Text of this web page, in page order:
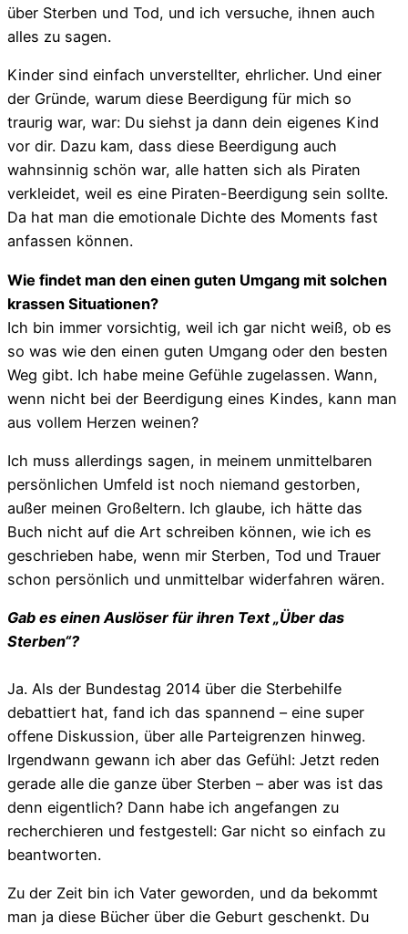
über Sterben und Tod, und ich versuche, ihnen auch
alles zu sagen.
Kinder sind einfach unverstellter, ehrlicher. Und einer
der Gründe, warum diese Beerdigung für mich so
traurig war, war: Du siehst ja dann dein eigenes Kind
vor dir. Dazu kam, dass diese Beerdigung auch
wahnsinnig schön war, alle hatten sich als Piraten
verkleidet, weil es eine Piraten-Beerdigung sein sollte.
Da hat man die emotionale Dichte des Moments fast
anfassen können.
Wie findet man den einen guten Umgang mit solchen
krassen Situationen?
Ich bin immer vorsichtig, weil ich gar nicht weiß, ob es
so was wie den einen guten Umgang oder den besten
Weg gibt. Ich habe meine Gefühle zugelassen. Wann,
wenn nicht bei der Beerdigung eines Kindes, kann man
aus vollem Herzen weinen?
Ich muss allerdings sagen, in meinem unmittelbaren
persönlichen Umfeld ist noch niemand gestorben,
außer meinen Großeltern. Ich glaube, ich hätte das
Buch nicht auf die Art schreiben können, wie ich es
geschrieben habe, wenn mir Sterben, Tod und Trauer
schon persönlich und unmittelbar widerfahren wären.
Gab es einen Auslöser für ihren Text „Über das
Sterben“?
Ja. Als der Bundestag 2014 über die Sterbehilfe
debattiert hat, fand ich das spannend – eine super
offene Diskussion, über alle Parteigrenzen hinweg.
Irgendwann gewann ich aber das Gefühl: Jetzt reden
gerade alle die ganze über Sterben – aber was ist das
denn eigentlich? Dann habe ich angefangen zu
recherchieren und festgestell: Gar nicht so einfach zu
beantworten.
Zu der Zeit bin ich Vater geworden, und da bekommt
man ja diese Bücher über die Geburt geschenkt. Du